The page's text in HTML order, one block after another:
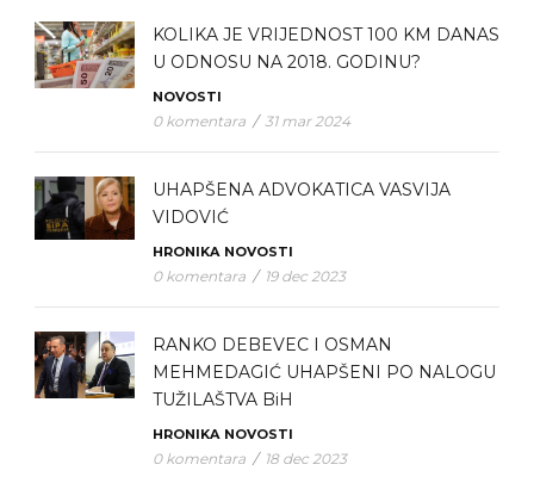
KOLIKA JE VRIJEDNOST 100 KM DANAS
U ODNOSU NA 2018. GODINU?
NOVOSTI
0 komentara / 31 mar 2024
UHAPŠENA ADVOKATICA VASVIJA
VIDOVIĆ
HRONIKA NOVOSTI
0 komentara / 19 dec 2023
RANKO DEBEVEC I OSMAN
MEHMEDAGIĆ UHAPŠENI PO NALOGU
TUŽILAŠTVA BiH
HRONIKA NOVOSTI
0 komentara / 18 dec 2023